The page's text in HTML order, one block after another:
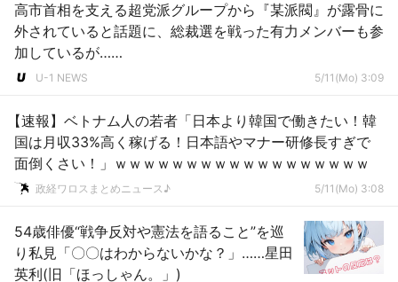
高市首相を支える超党派グループから『某派閥』が露骨に
外されていると話題に、総裁選を戦った有力メンバーも参
加しているが……
U-1 NEWS 5/11(Mo) 3:09
【速報】ベトナム人の若者「日本より韓国で働きたい！韓
国は月収33%高く稼げる！日本語やマナー研修長すぎで
面倒くさい！」ｗｗｗｗｗｗｗｗｗｗｗｗｗｗｗｗｗｗ
政経ワロスまとめニュース♪ 5/11(Mo) 3:08
54歳俳優“戦争反対や憲法を語ること”を巡
り私見「〇〇はわからないかな？」……星田
英利(旧「ほっしゃん。」)